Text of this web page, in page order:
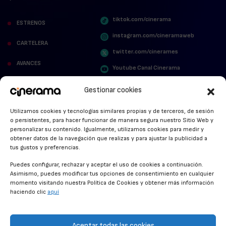
Gestionar cookies
Utilizamos cookies y tecnologías similares propias y de terceros, de sesión
o persistentes, para hacer funcionar de manera segura nuestro Sitio Web y
personalizar su contenido. Igualmente, utilizamos cookies para medir y
obtener datos de la navegación que realizas y para ajustar la publicidad a
tus gustos y preferencias.
Puedes configurar, rechazar y aceptar el uso de cookies a continuación.
Asimismo, puedes modificar tus opciones de consentimiento en cualquier
momento visitando nuestra Política de Cookies y obtener más información
haciendo clic aquí
ESTRENOS
CARTELERA
AVANCES
STREAMING NEWS
ANUNCIOS DE CINE
tiktok.com/cinerama
instagram.com/cineramaweb
twitter.com/cinerames
Youtube Canal Cinerama